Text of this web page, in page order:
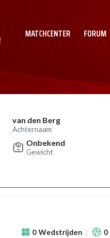
MATCHCENTER FORUM
van den Berg
Achternaam
Onbekend
Gewicht
0 Wedstrijden 0